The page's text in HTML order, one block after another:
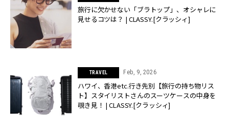
旅行に欠かせない「ブラトップ」、オシャレに
見せるコツは？ | CLASSY.[クラッシィ]
TRAVEL Feb, 9, 2026
ハワイ、香港etc.行き先別【旅行の持ち物リス
ト】スタイリストさんのスーツケースの中身を
覗き見！ | CLASSY.[クラッシィ]